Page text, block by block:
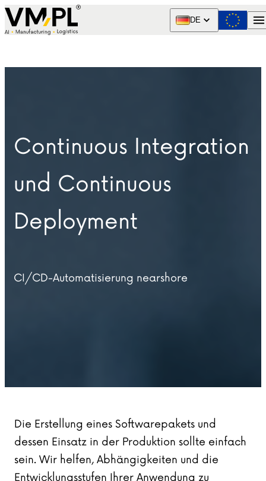
Skip to content
DE
Continuous Integration
und Continuous
Deployment
CI/CD-Automatisierung nearshore
Die Erstellung eines Softwarepakets und
dessen Einsatz in der Produktion sollte einfach
sein. Wir helfen, Abhängigkeiten und die
Entwicklungsstufen Ihrer Anwendung zu